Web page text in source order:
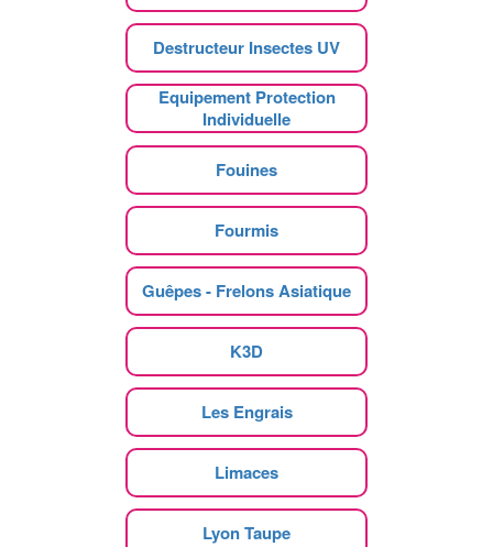
Destructeur Insectes UV
Equipement Protection
Individuelle
Fouines
Fourmis
Guêpes - Frelons Asiatique
K3D
Les Engrais
Limaces
Lyon Taupe